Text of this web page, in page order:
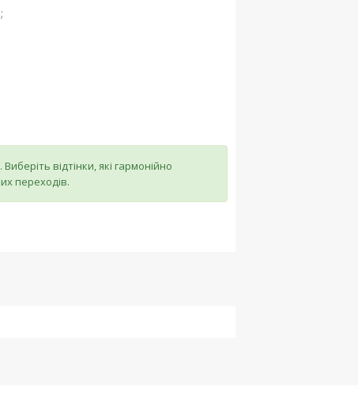
відтінки, які гармонійно
переходів.